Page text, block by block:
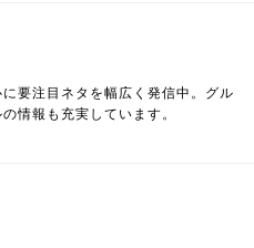
要注目ネタを幅広く発信中。グル
情報も充実しています。